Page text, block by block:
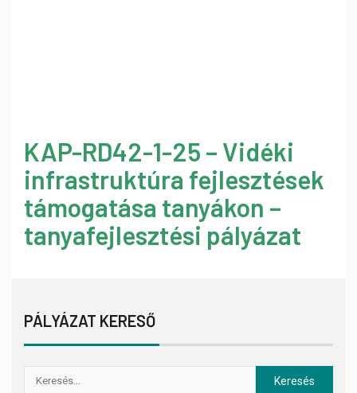
KAP-RD42-1-25 – Vidéki
infrastruktúra fejlesztések
támogatása tanyákon –
tanyafejlesztési pályázat
PÁLYÁZAT KERESŐ